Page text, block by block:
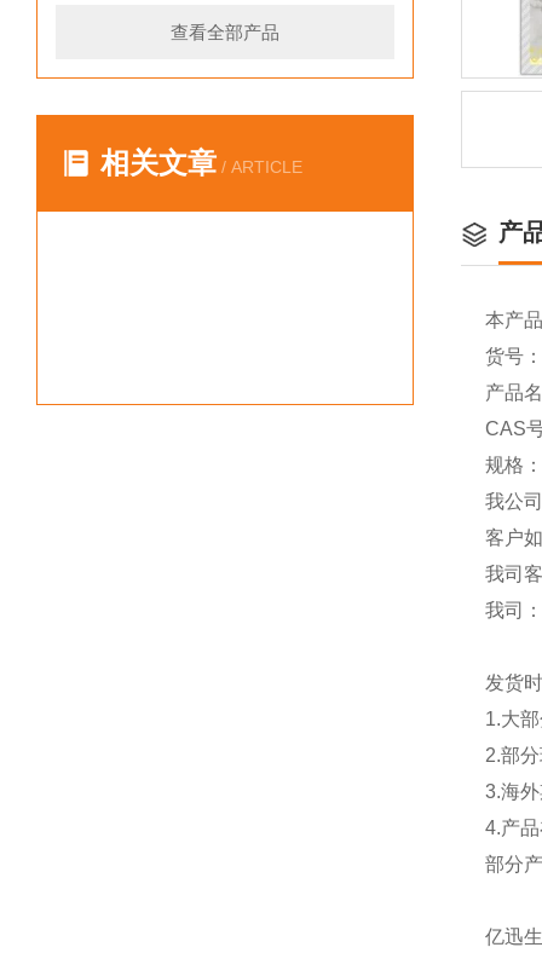
查看全部产品
相关文章 / ARTICLE
产
本产
货号
产品
CAS
规格
我公
客户
我司
我司
发货
1.大
2.部
3.海
4.产
部分
亿迅